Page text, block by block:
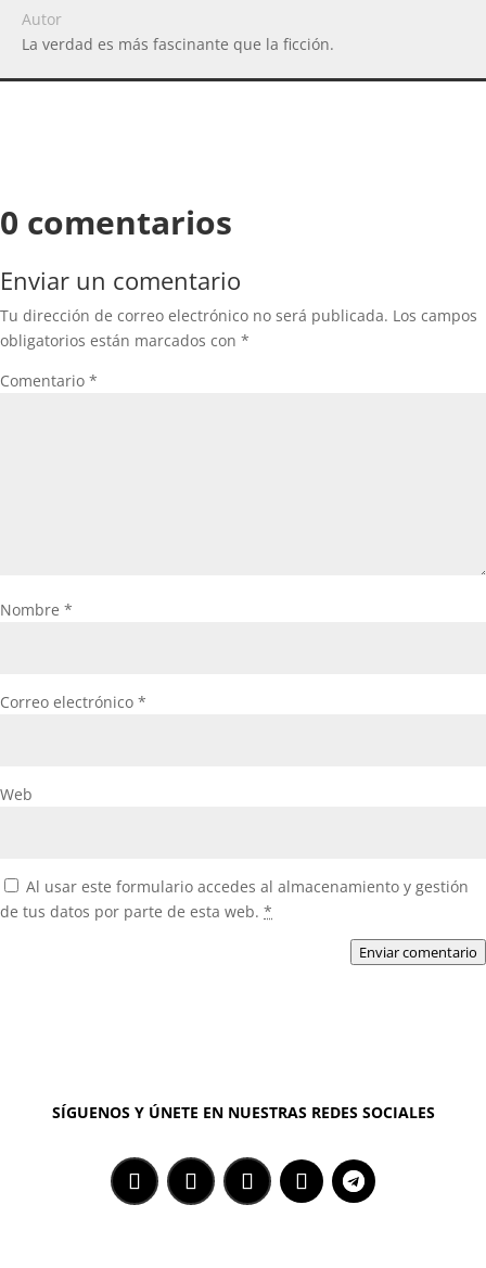
Autor
La verdad es más fascinante que la ficción.
0 comentarios
Enviar un comentario
Tu dirección de correo electrónico no será publicada. Los campos
obligatorios están marcados con *
Comentario *
Nombre *
Correo electrónico *
Web
Al usar este formulario accedes al almacenamiento y gestión
de tus datos por parte de esta web. *
Enviar comentario
SÍGUENOS Y ÚNETE EN NUESTRAS REDES SOCIALES